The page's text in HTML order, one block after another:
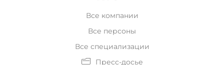
Все компании
Все персоны
Все специализации
Пресс-досье